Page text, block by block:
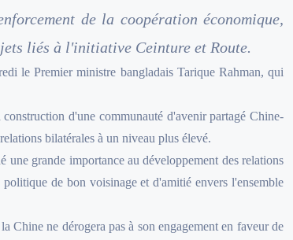
de la coopération économique,
liés à l'initiative Ceinture et Route.
le Premier ministre bangladais Tarique Rahman, qui
d'une communauté d'avenir partagé Chine-
bilatérales à un niveau plus élevé.
grande importance au développement des relations
de bon voisinage et d'amitié envers l'ensemble
Chine ne dérogera pas à son engagement en faveur de